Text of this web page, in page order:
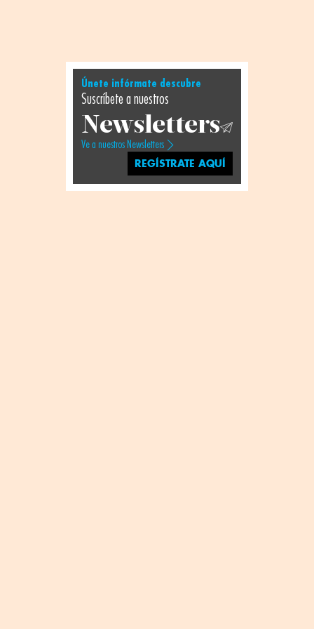
Únete infórmate descubre
Suscríbete a nuestros
Newsletters
Ve a nuestros Newsletters
REGÍSTRATE AQUÍ